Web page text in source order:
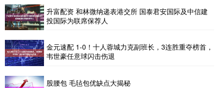
升富配资 和林微纳递表港交所 国泰君安国际及中信建
投国际为联席保荐人
金元速配 1-0！十人蓉城力克副班长，3连胜重夺榜首，
韦世豪任意球闪击伤退
股腰包 毛毡包优缺点大揭秘